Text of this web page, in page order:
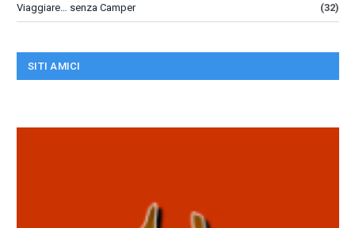
Viaggiare… senza Camper (32)
SITI AMICI